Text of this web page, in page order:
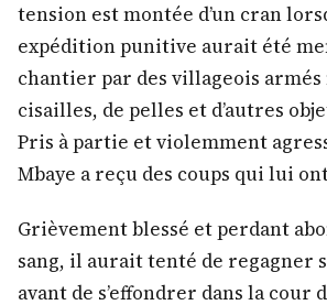
tension est montée d’un cran
expédition punitive aurait été
chantier par des villageois
cisailles, de pelles et d’autres
Pris à partie et violemment
Mbaye a reçu des coups qui lui
Grièvement blessé et perdant
sang, il aurait tenté de regagner
avant de s’effondrer dans la cour